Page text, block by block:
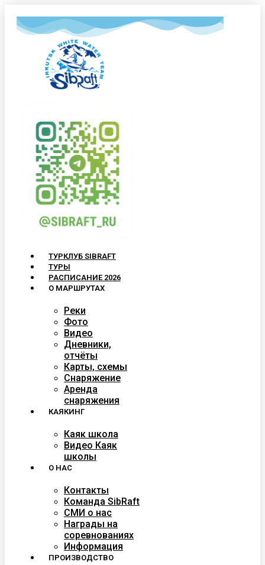
ТУРКЛУБ SIBRAFT
ТУРЫ
РАСПИСАНИЕ 2026
О МАРШРУТАХ
Реки
Фото
Видео
Дневники,
отчёты
Карты, схемы
Снаряжение
Аренда
снаряжения
КАЯКИНГ
Каяк школа
Видео Каяк
школы
О НАС
Контакты
Команда SibRaft
СМИ о нас
Награды на
соревнованиях
Информация
ПРОИЗВОДСТВО